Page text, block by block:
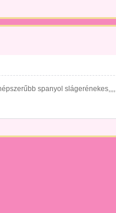
spanyol slágerénekes,,,,